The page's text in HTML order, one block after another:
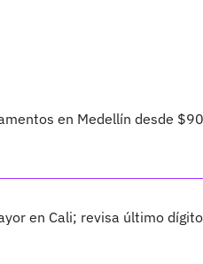
en Medellín desde
en Cali; revisa último